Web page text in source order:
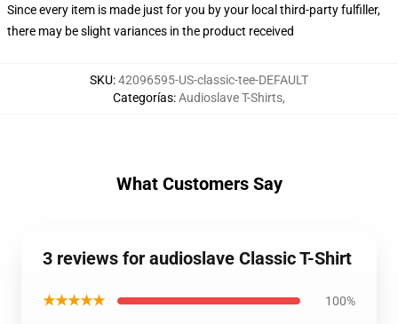
Since every item is made just for you by your local third-party fulfiller,
there may be slight variances in the product received
SKU:42096595-US-classic-tee-DEFAULT
Categorías:Audioslave T-Shirts,
What Customers Say
3 reviews for audioslave Classic T-Shirt
★★★★★ 100%